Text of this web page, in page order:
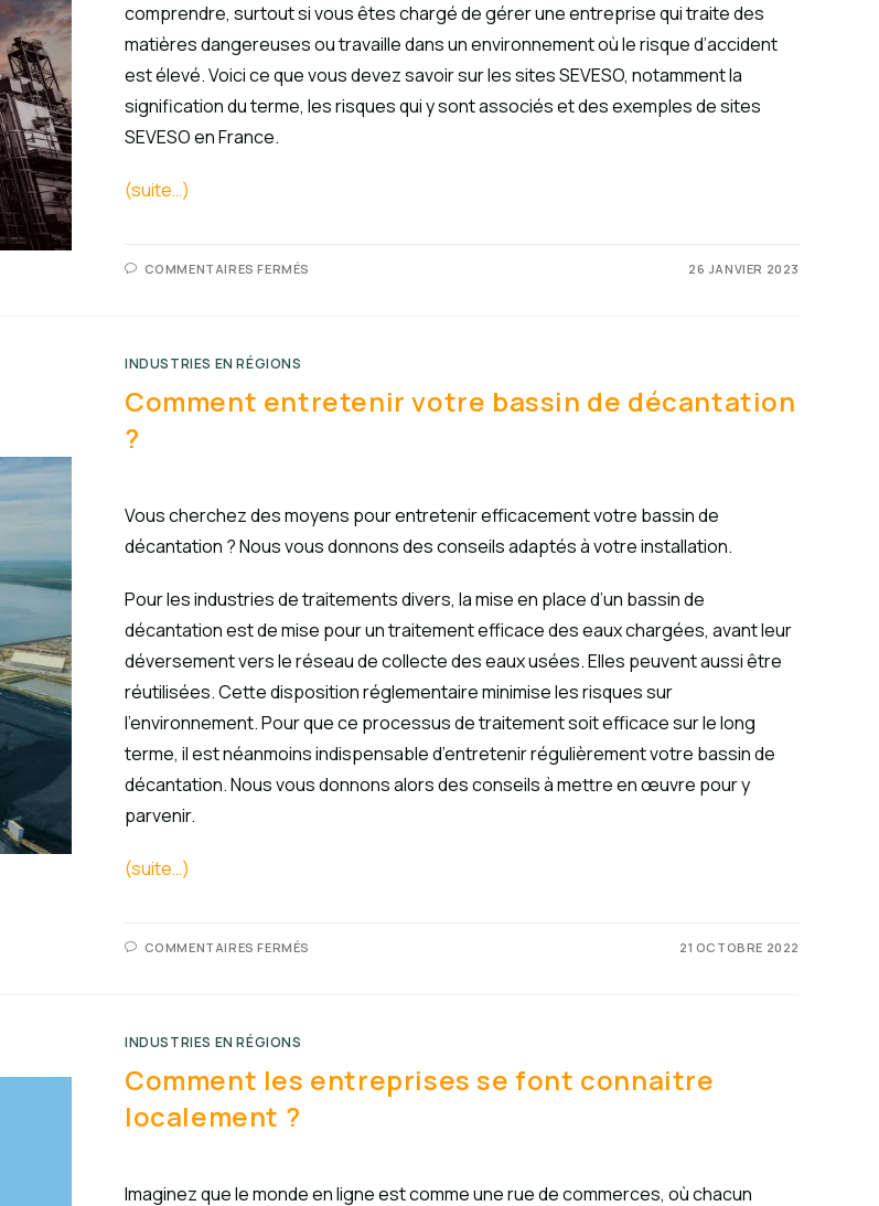
comprendre, surtout si vous êtes chargé de gérer une entreprise qui traite des
matières dangereuses ou travaille dans un environnement où le risque d’accident
est élevé. Voici ce que vous devez savoir sur les sites SEVESO, notamment la
signification du terme, les risques qui y sont associés et des exemples de sites
SEVESO en France.
(suite…)
COMMENTAIRES FERMÉS 26 JANVIER 2023
INDUSTRIES EN RÉGIONS
Comment entretenir votre bassin de décantation
?
Vous cherchez des moyens pour entretenir efficacement votre bassin de
décantation ? Nous vous donnons des conseils adaptés à votre installation.
Pour les industries de traitements divers, la mise en place d’un bassin de
décantation est de mise pour un traitement efficace des eaux chargées, avant leur
déversement vers le réseau de collecte des eaux usées. Elles peuvent aussi être
réutilisées. Cette disposition réglementaire minimise les risques sur
l’environnement. Pour que ce processus de traitement soit efficace sur le long
terme, il est néanmoins indispensable d’entretenir régulièrement votre bassin de
décantation. Nous vous donnons alors des conseils à mettre en œuvre pour y
parvenir.
(suite…)
COMMENTAIRES FERMÉS 21 OCTOBRE 2022
INDUSTRIES EN RÉGIONS
Comment les entreprises se font connaitre
localement ?
Imaginez que le monde en ligne est comme une rue de commerces, où chacun